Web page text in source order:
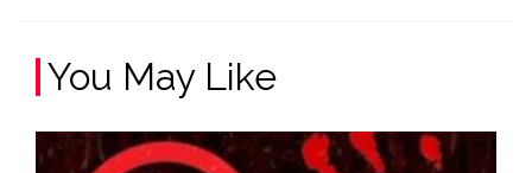
You May Like